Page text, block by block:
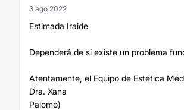
3 ago 2022
Estimada Iraide
Dependerá de si existe un problema
Atentamente, el Equipo de Estética
Dra. Xana
Palomo)